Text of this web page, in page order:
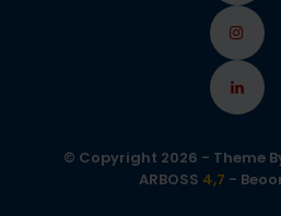
© Copyright 2026 - Theme
ARBOSS 4,7 -